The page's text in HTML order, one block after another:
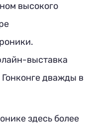
высокого
выставка
дважды в
здесь более